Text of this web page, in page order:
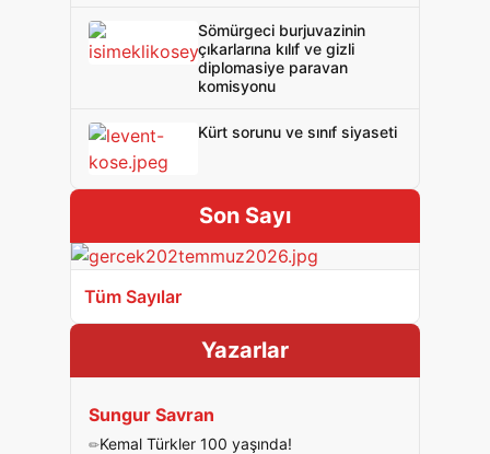
Sömürgeci burjuvazinin
çıkarlarına kılıf ve gizli
diplomasiye paravan
komisyonu
Kürt sorunu ve sınıf siyaseti
Son Sayı
Tüm Sayılar
Yazarlar
Sungur Savran
Kemal Türkler 100 yaşında!